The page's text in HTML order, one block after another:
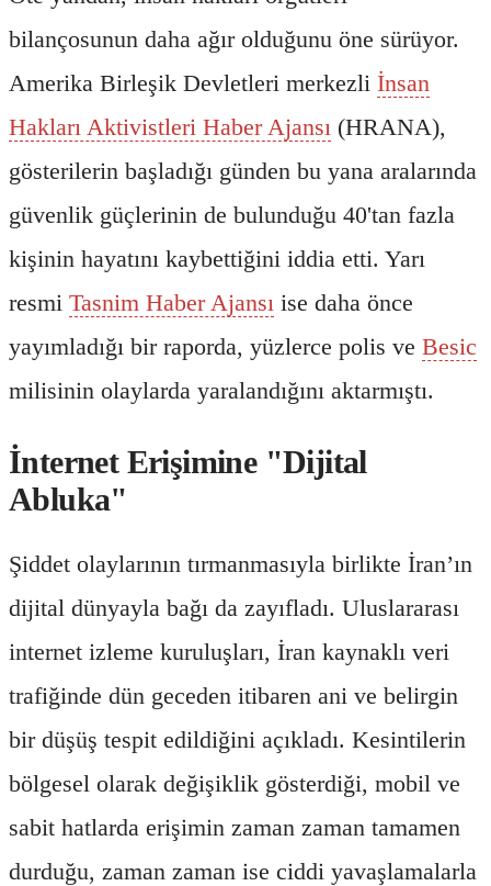
bilançosunun daha ağır olduğunu öne sürüyor.
Amerika Birleşik Devletleri merkezli İnsan
Hakları Aktivistleri Haber Ajansı (HRANA),
gösterilerin başladığı günden bu yana aralarında
güvenlik güçlerinin de bulunduğu 40'tan fazla
kişinin hayatını kaybettiğini iddia etti. Yarı
resmi Tasnim Haber Ajansı ise daha önce
yayımladığı bir raporda, yüzlerce polis ve Besic
milisinin olaylarda yaralandığını aktarmıştı.
İnternet Erişimine "Dijital
Abluka"
Şiddet olaylarının tırmanmasıyla birlikte İran’ın
dijital dünyayla bağı da zayıfladı. Uluslararası
internet izleme kuruluşları, İran kaynaklı veri
trafiğinde dün geceden itibaren ani ve belirgin
bir düşüş tespit edildiğini açıkladı. Kesintilerin
bölgesel olarak değişiklik gösterdiği, mobil ve
sabit hatlarda erişimin zaman zaman tamamen
durduğu, zaman zaman ise ciddi yavaşlamalarla